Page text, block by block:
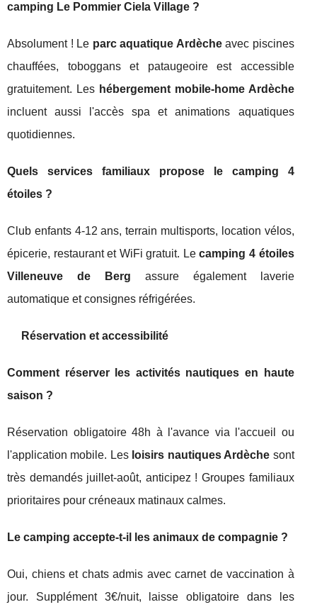
camping Le Pommier Ciela Village ?
Absolument ! Le parc aquatique Ardècheavec piscines
chauffées, toboggans et pataugeoire est accessible
gratuitement. Les hébergement mobile-home Ardèche
incluent aussi l'accès spa et animations aquatiques
quotidiennes.
Quels services familiaux propose le camping 4
étoiles ?
Club enfants 4-12 ans, terrain multisports, location vélos,
épicerie, restaurant et WiFi gratuit. Lecamping 4 étoiles
Villeneuve de Berg assure également laverie
automatique et consignes réfrigérées.
Réservation et accessibilité
Comment réserver les activités nautiques en haute
saison ?
Réservation obligatoire 48h à l'avance via l'accueil ou
l'application mobile. Les loisirs nautiques Ardèche sont
très demandés juillet-août, anticipez ! Groupes familiaux
prioritaires pour créneaux matinaux calmes.
Le camping accepte-t-il les animaux de compagnie ?
Oui, chiens et chats admis avec carnet de vaccination à
jour. Supplément 3€/nuit, laisse obligatoire dans les